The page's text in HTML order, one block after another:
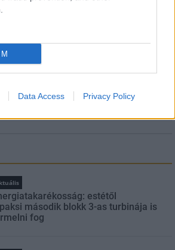
Data Access Privacy Policy
és elfogadom az
estétől
második blokk 3-as turbinája is
fog